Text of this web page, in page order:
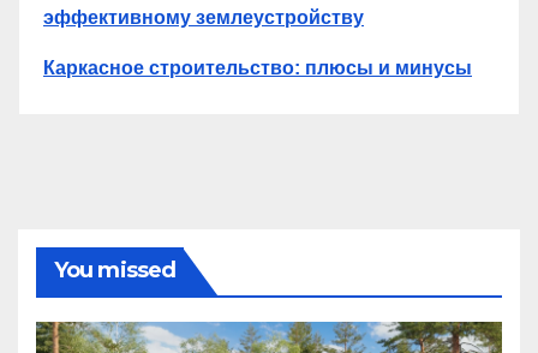
эффективному землеустройству
Каркасное строительство: плюсы и минусы
You missed